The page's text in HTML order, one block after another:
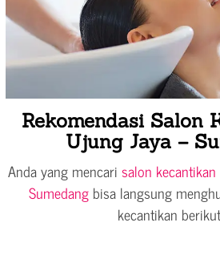
Rekomendasi Salon
Ujung Jaya –
Anda yang mencari salon
Sumedangbisa langsung
kecantikan